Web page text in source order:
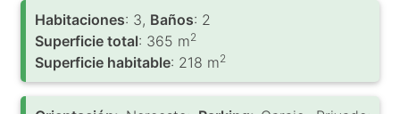
Habitaciones: 3, Baños: 2
Superficie total: 365 m2
Superficie habitable: 218 m2